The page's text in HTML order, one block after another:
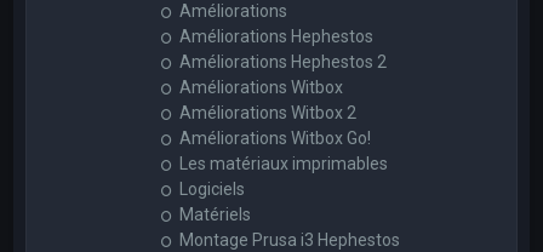
Améliorations
Améliorations Hephestos
Améliorations Hephestos 2
Améliorations Witbox
Améliorations Witbox 2
Améliorations Witbox Go!
Les matériaux imprimables
Logiciels
Matériels
Montage Prusa i3 Hephestos